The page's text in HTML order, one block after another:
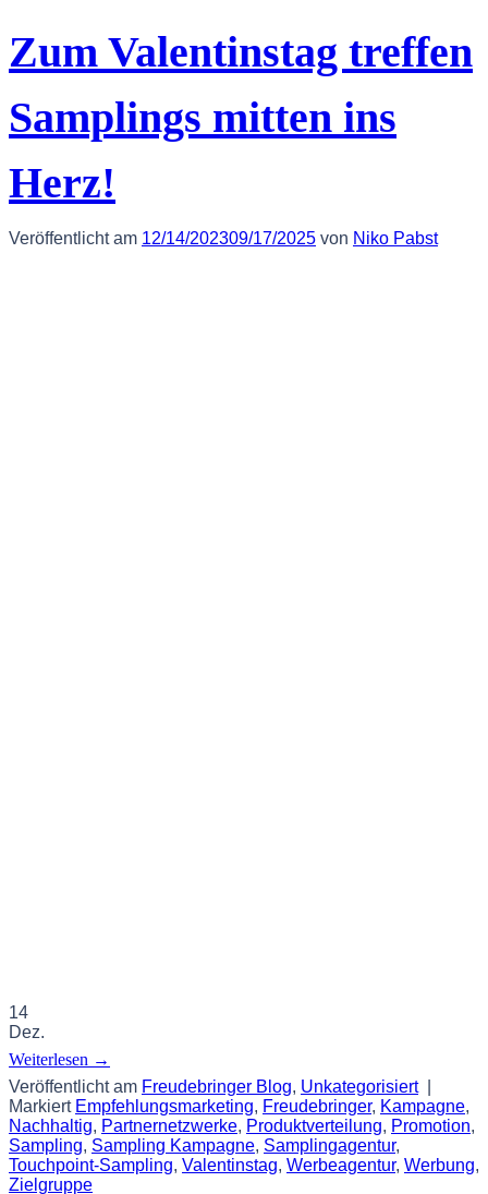
Zum Valentinstag treffen
Samplings mitten ins
Herz!
Veröffentlicht am 12/14/202309/17/2025 von Niko Pabst
14
Dez.
Weiterlesen →
Veröffentlicht am Freudebringer Blog, Unkategorisiert
Markiert Empfehlungsmarketing, Freudebringer, Kampagne,
Nachhaltig, Partnernetzwerke, Produktverteilung, Promotion,
Sampling, Sampling Kampagne, Samplingagentur,
Touchpoint-Sampling, Valentinstag, Werbeagentur, Werbung,
Zielgruppe